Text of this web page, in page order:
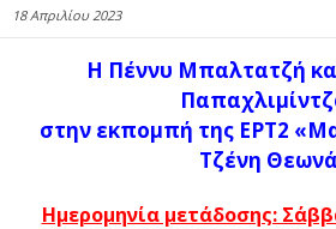
18 Απριλίου 2023
Η Πέννυ Μπαλτατζή
στην εκπομπή της ΕΡΤ2
Τζένη Θεωνά
Ημερομηνία μετάδοσης: